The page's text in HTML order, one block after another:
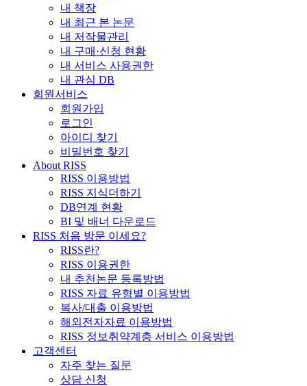
내 책장
내 최근 본 논문
내 저작물관리
내 구매·신청 현황
내 서비스 사용권한
내 관심 DB
회원서비스
회원가입
로그인
아이디 찾기
비밀번호 찾기
About RISS
RISS 이용방법
RISS 지식더하기
DB연계 현황
BI 및 배너 다운로드
RISS 처음 방문 이세요?
RISS란?
RISS 이용권한
내 추천논문 등록방법
RISS 자료 유형별 이용방법
복사/대출 이용방법
해외전자자료 이용방법
RISS 정보취약계층 서비스 이용방법
고객센터
자주 찾는 질문
상담 신청